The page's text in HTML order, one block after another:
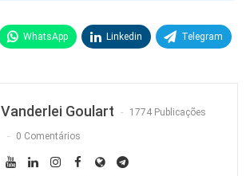
WhatsApp Linkedin Telegram
Vanderlei Goulart 1774 Publicações
0 Comentários